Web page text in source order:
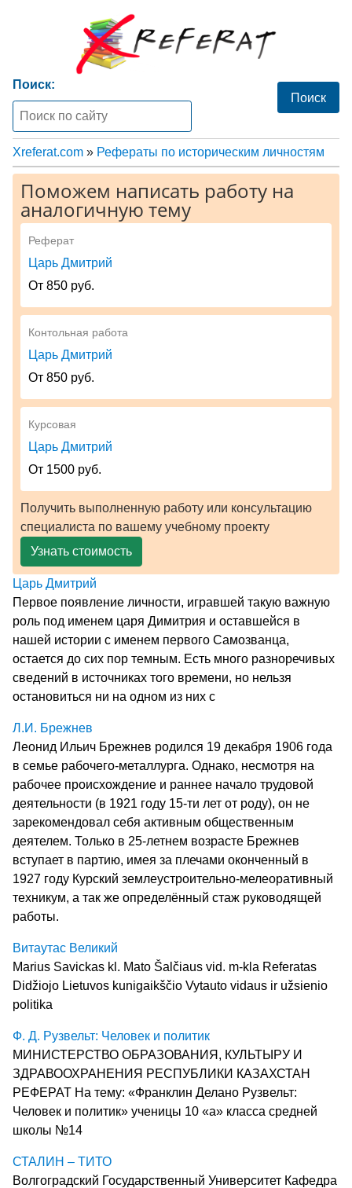
Поиск:
Xreferat.com » Рефераты по историческим личностям
Поможем написать работу на
аналогичную тему
Реферат
Царь Дмитрий
От 850 руб.
Контольная работа
Царь Дмитрий
От 850 руб.
Курсовая
Царь Дмитрий
От 1500 руб.
Получить выполненную работу или консультацию
специалиста по вашему учебному проекту
Узнать стоимость
Царь Дмитрий
Первое появление личности, игравшей такую важную
роль под именем царя Димитрия и оставшейся в
нашей истории с именем первого Самозванца,
остается до сих пор темным. Есть много разноречивых
сведений в источниках того времени, но нельзя
остановиться ни на одном из них с
Л.И. Брежнев
Леонид Ильич Брежнев родился 19 декабря 1906 года
в семье рабо­чего-металлурга. Однако, несмотря на
рабочее происхождение и раннее на­чало трудовой
деятельности (в 1921 году 15-ти лет от роду), он не
зареко­мендовал себя активным общественным
деятелем. Только в 25-летнем воз­расте Брежнев
вступает в партию, имея за плечами оконченный в
1927 году Курский землеустроительно-мелеоративный
техникум, а так же определён­ный стаж руководящей
работы.
Витаутас Великий
Marius Savickas kl. Mato Šalčiaus vid. m-kla Referatas
Didžiojo Lietuvos kunigaikščio Vytauto vidaus ir užsienio
politika
Ф. Д. Рузвельт: Человек и политик
МИНИСТЕРСТВО ОБРАЗОВАНИЯ, КУЛЬТЫРУ И
ЗДРАВООХРАНЕНИЯ РЕСПУБЛИКИ КАЗАХСТАН
РЕФЕРАТ На тему: «Франклин Делано Рузвельт:
Человек и политик» ученицы 10 «а» класса средней
школы №14
СТАЛИН – ТИТО
Волгоградский Государственный Университет Кафедра